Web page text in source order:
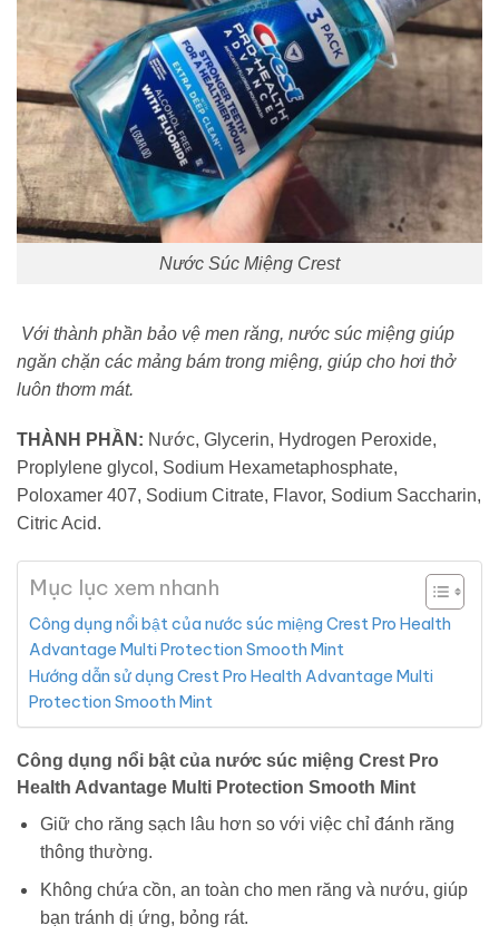
Nước Súc Miệng Crest
Với thành phần bảo vệ men răng, nước súc miệng giúp
ngăn chặn các mảng bám trong miệng, giúp cho hơi thở
luôn thơm mát.
THÀNH PHẦN: Nước, Glycerin, Hydrogen Peroxide,
Proplylene glycol, Sodium Hexametaphosphate,
Poloxamer 407, Sodium Citrate, Flavor, Sodium Saccharin,
Citric Acid.
Mục lục xem nhanh
Công dụng nổi bật của nước súc miệng Crest Pro Health
Advantage Multi Protection Smooth Mint
Hướng dẫn sử dụng Crest Pro Health Advantage Multi
Protection Smooth Mint
Công dụng nổi bật của nước súc miệng Crest Pro
Health Advantage Multi Protection Smooth Mint
Giữ cho răng sạch lâu hơn so với việc chỉ đánh răng
thông thường.
Không chứa cồn, an toàn cho men răng và nướu, giúp
bạn tránh dị ứng, bỏng rát.